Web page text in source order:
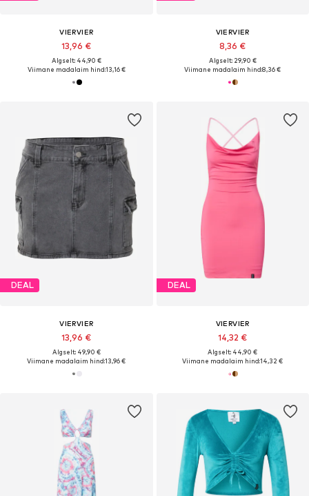
VIERVIER
13,96 €
Algselt: 44,90 €
Viimane madalaim hind:13,16 €
VIERVIER
8,36 €
Algselt: 29,90 €
Viimane madalaim hind:8,36 €
DEAL
VIERVIER
13,96 €
Algselt: 49,90 €
Viimane madalaim hind:13,96 €
DEAL
VIERVIER
14,32 €
Algselt: 44,90 €
Viimane madalaim hind:14,32 €